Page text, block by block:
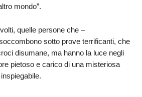
mondo”.
quelle persone che –
sotto prove terrificanti, che
disumane, ma hanno la luce negli
pietoso e carico di una misteriosa